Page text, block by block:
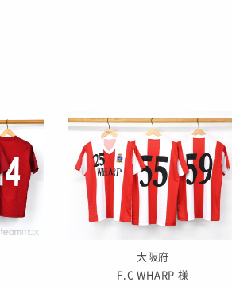
大阪府
F.C WHARP 様